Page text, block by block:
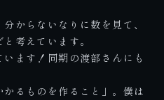
からないなりに数を見て、
考えています。
ます！同期の渡部さんにも
るものを作ること」。僕は